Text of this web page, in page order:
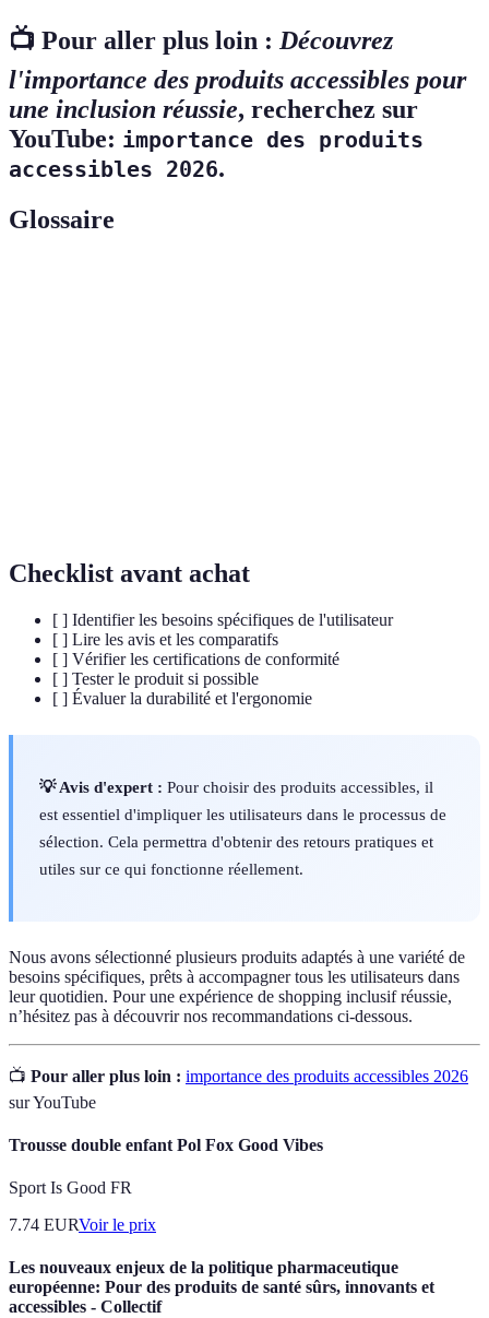
📺 Pour aller plus loin : Découvrez
l'importance des produits accessibles pour
une inclusion réussie, recherchez sur
YouTube: importance des produits
accessibles 2026.
Glossaire
Checklist avant achat
[ ] Identifier les besoins spécifiques de l'utilisateur
[ ] Lire les avis et les comparatifs
[ ] Vérifier les certifications de conformité
[ ] Tester le produit si possible
[ ] Évaluer la durabilité et l'ergonomie
💡 Avis d'expert : Pour choisir des produits accessibles, il
est essentiel d'impliquer les utilisateurs dans le processus de
sélection. Cela permettra d'obtenir des retours pratiques et
utiles sur ce qui fonctionne réellement.
Nous avons sélectionné plusieurs produits adaptés à une variété de
besoins spécifiques, prêts à accompagner tous les utilisateurs dans
leur quotidien. Pour une expérience de shopping inclusif réussie,
n’hésitez pas à découvrir nos recommandations ci-dessous.
📺 Pour aller plus loin : importance des produits accessibles 2026
sur YouTube
Trousse double enfant Pol Fox Good Vibes
Sport Is Good FR
7.74 EURVoir le prix
Les nouveaux enjeux de la politique pharmaceutique
européenne: Pour des produits de santé sûrs, innovants et
accessibles - Collectif